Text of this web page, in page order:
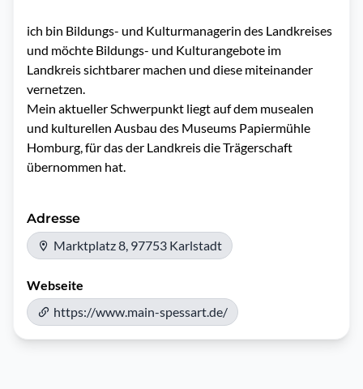
ich bin Bildungs- und Kulturmanagerin des Landkreises
und möchte Bildungs- und Kulturangebote im
Landkreis sichtbarer machen und diese miteinander
vernetzen.
Mein aktueller Schwerpunkt liegt auf dem musealen
und kulturellen Ausbau des Museums Papiermühle
Homburg, für das der Landkreis die Trägerschaft
übernommen hat.
Adresse
Marktplatz 8, 97753 Karlstadt
Webseite
https://www.main-spessart.de/